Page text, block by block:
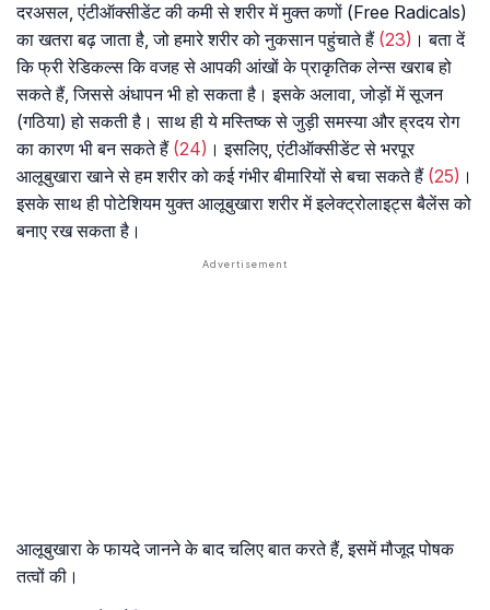
दरअसल, एंटीऑक्सीडेंट की कमी से शरीर में मुक्त कणों (Free Radicals)
का खतरा बढ़ जाता है, जो हमारे शरीर को नुकसान पहुंचाते हैं (23) । बता दें
कि फ्री रेडिकल्स कि वजह से आपकी आंखों के प्राकृतिक लेन्स खराब हो
सकते हैं, जिससे अंधापन भी हो सकता है। इसके अलावा, जोड़ों में सूजन
(गठिया) हो सकती है। साथ ही ये मस्तिष्क से जुड़ी समस्या और ह्रदय रोग
का कारण भी बन सकते हैं (24) । इसलिए, एंटीऑक्सीडेंट से भरपूर
आलूबुखारा खाने से हम शरीर को कई गंभीर बीमारियों से बचा सकते हैं (25) ।
इसके साथ ही पोटेशियम युक्त आलूबुखारा शरीर में इलेक्ट्रोलाइट्स बैलेंस को
बनाए रख सकता है।
आलूबुखारा के फायदे जानने के बाद चलिए बात करते हैं, इसमें मौजूद पोषक
तत्वों की।